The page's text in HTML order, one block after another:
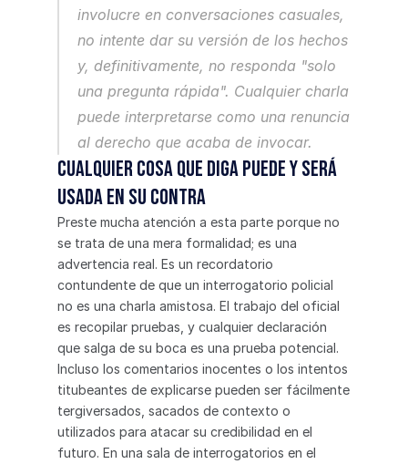
involucre en conversaciones casuales,
no intente dar su versión de los hechos
y, definitivamente, no responda "solo
una pregunta rápida". Cualquier charla
puede interpretarse como una renuncia
al derecho que acaba de invocar.
Cualquier cosa que diga puede y será
usada en su contra
Preste mucha atención a esta parte porque no
se trata de una mera formalidad; es una
advertencia real. Es un recordatorio
contundente de que un interrogatorio policial
no es una charla amistosa. El trabajo del oficial
es recopilar pruebas, y cualquier declaración
que salga de su boca es una prueba potencial.
Incluso los comentarios inocentes o los intentos
titubeantes de explicarse pueden ser fácilmente
tergiversados, sacados de contexto o
utilizados para atacar su credibilidad en el
futuro. En una sala de interrogatorios en el